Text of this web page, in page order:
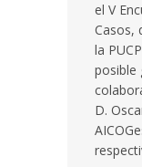
el V
Casos,
la
posible
D.